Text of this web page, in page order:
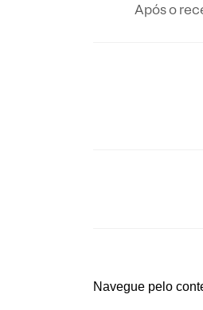
Após o
Navegue pelo